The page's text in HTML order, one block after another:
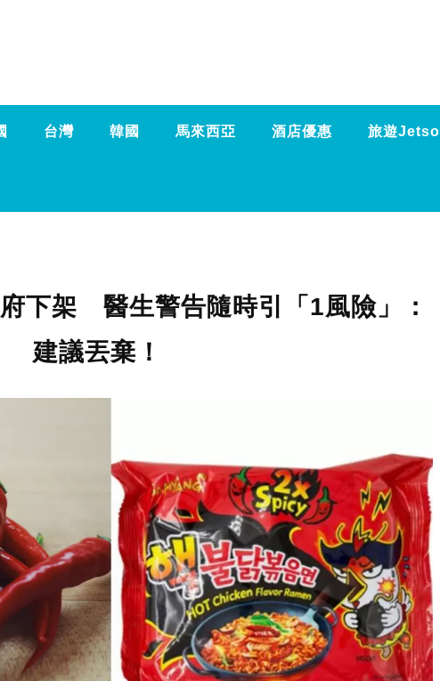
台灣 韓國 馬來西亞 酒店優惠 旅遊Jetso
下架 醫生警告隨時引「1風險」：
建議丟棄！